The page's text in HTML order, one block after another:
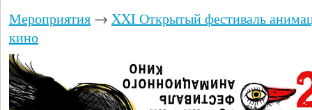
Мероприятия → XXI Открытый фестиваль
кино